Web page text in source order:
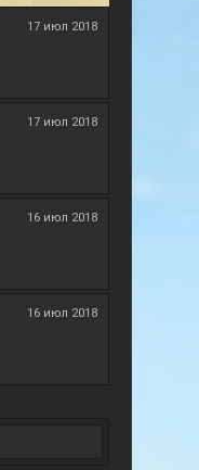
17 июл 2018
17 июл 2018
16 июл 2018
16 июл 2018